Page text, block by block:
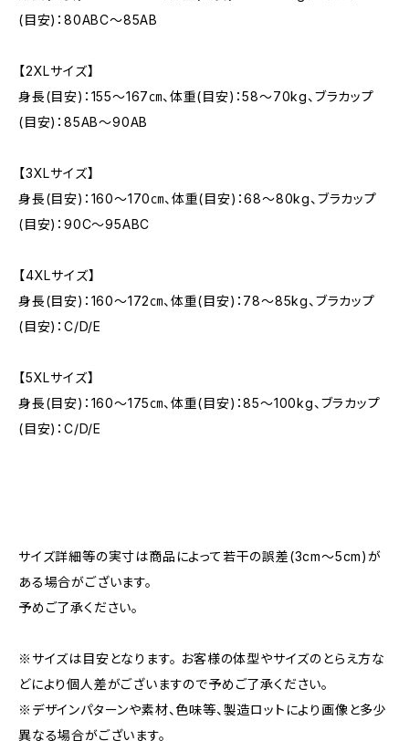
(目安)：80ABC〜85AB
【2XLサイズ】
身長(目安)：155〜167㎝、体重(目安)：58〜70kg、ブラカップ
(目安)：85AB〜90AB
【3XLサイズ】
身長(目安)：160〜170㎝、体重(目安)：68〜80kg、ブラカップ
(目安)：90C〜95ABC
【4XLサイズ】
身長(目安)：160〜172㎝、体重(目安)：78〜85kg、ブラカップ
(目安)：C/D/E
【5XLサイズ】
身長(目安)：160〜175㎝、体重(目安)：85〜100kg、ブラカップ
(目安)：C/D/E
サイズ詳細等の実寸は商品によって若干の誤差(3cm〜5cm)が
ある場合がございます。
予めご了承ください。
※サイズは目安となります。 お客様の体型やサイズのとらえ方な
どにより個人差がございますので予めご了承ください。
※デザインパターンや素材、色味等、製造ロットにより画像と多少
異なる場合がございます。